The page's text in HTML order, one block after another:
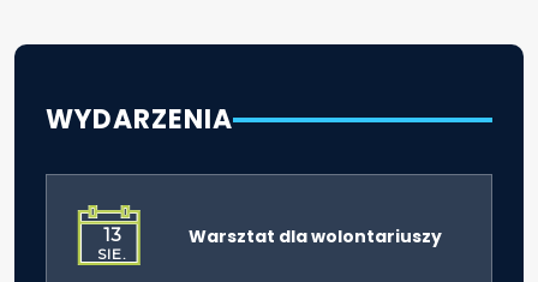
WYDARZENIA
13
SIE.
Warsztat dla wolontariuszy